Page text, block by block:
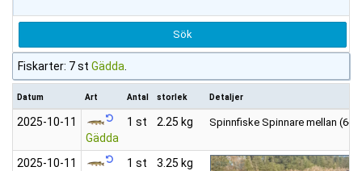
Fiskarter: 7 st Gädda
Datum Art Antal storlek Detaljer
2025‑10‑11
Gädda
1 st 2.25 kg Spinnfiske Spinnare mellan (6-
2025‑10‑11
1 st 3.25 kg